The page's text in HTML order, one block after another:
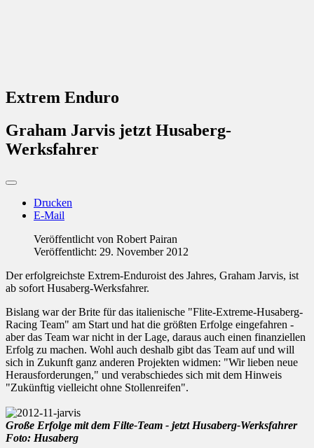
Extrem Enduro
Graham Jarvis jetzt Husaberg-
Werksfahrer
Drucken
E-Mail
Veröffentlicht von Robert Pairan
Veröffentlicht: 29. November 2012
Der erfolgreichste Extrem-Enduroist des Jahres, Graham Jarvis, ist
ab sofort Husaberg-Werksfahrer.
Bislang war der Brite für das italienische "Flite-Extreme-Husaberg-
Racing Team" am Start und hat die größten Erfolge eingefahren -
aber das Team war nicht in der Lage, daraus auch einen finanziellen
Erfolg zu machen. Wohl auch deshalb gibt das Team auf und will
sich in Zukunft ganz anderen Projekten widmen: "Wir lieben neue
Herausforderungen," und verabschiedes sich mit dem Hinweis
"Zukünftig vielleicht ohne Stollenreifen".
Große Erfolge mit dem Filte-Team - jetzt Husaberg-Werksfahrer
Foto: Husaberg